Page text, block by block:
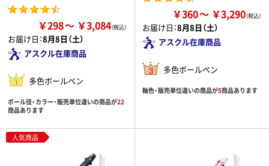
￥298 ￥3,084
お届け日：8月8日（土）
アスクル在庫商品
多色ボールペン
ボール径・カラー・販売単位違いの商品が22
商品あります
￥360 ￥3,290
お届け日：8月8日（土）
アスクル在庫商品
多色ボールペン
軸色・販売単位違いの商品が5商品あります
人気商品